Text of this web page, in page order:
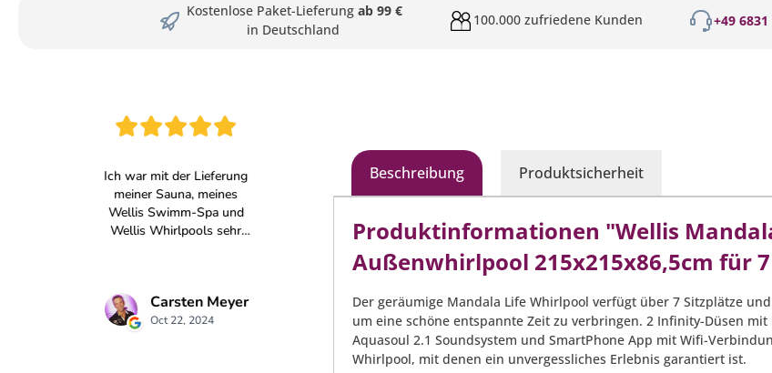
Kostenlose Paket-Lieferung ab 99 €
in Deutschland
100.000 zufriedene Kunden +49
Beschreibung Produktsicherheit
Produktinformationen "Wellis
Außenwhirlpool 215x215x86,5cm für
Der geräumige Mandala Life Whirlpool verfügt über 7 Sitzplätze
um eine schöne entspannte Zeit zu verbringen. 2 Infinity-Düsen
Aquasoul 2.1 Soundsystem und SmartPhone App mit Wifi-
Whirlpool, mit denen ein unvergessliches Erlebnis garantiert ist.